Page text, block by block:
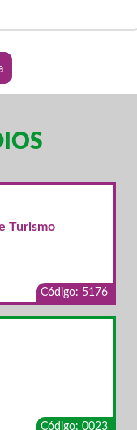
Turismo
Código: 5176
Código: 0023